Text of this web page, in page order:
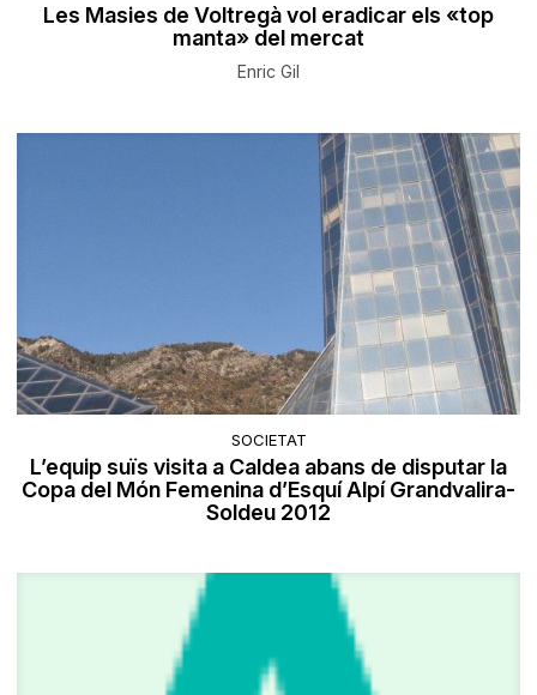
Les Masies de Voltregà vol eradicar els «top
manta» del mercat
Enric Gil
SOCIETAT
L’equip suïs visita a Caldea abans de disputar la
Copa del Món Femenina d’Esquí Alpí Grandvalira-
Soldeu 2012